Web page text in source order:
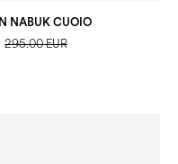
NABUK CUOIO
295.00 EUR